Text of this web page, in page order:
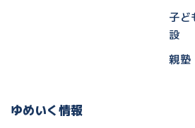
子ど
設
親塾
ゆめいく情報